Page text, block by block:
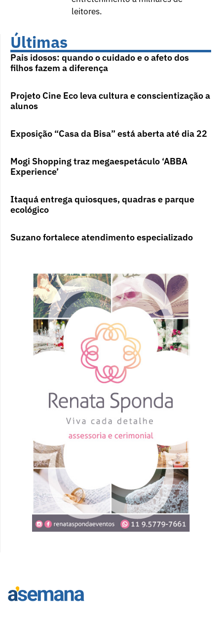
leitores.
Últimas
Pais idosos: quando o cuidado e o afeto dos
filhos fazem a diferença
Projeto Cine Eco leva cultura e conscientização a
alunos
Exposição “Casa da Bisa” está aberta até dia 22
Mogi Shopping traz megaespetáculo ‘ABBA
Experience’
Itaquá entrega quiosques, quadras e parque
ecológico
Suzano fortalece atendimento especializado